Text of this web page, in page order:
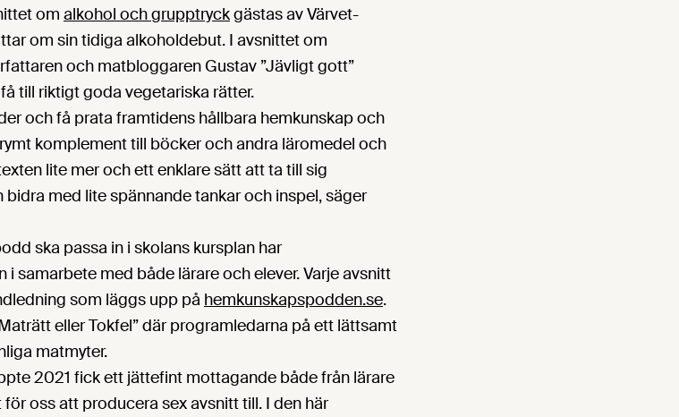
om alkohol och grupptryckgästas av Värvet-
om sin tidiga alkoholdebut. I avsnittet om
och matbloggaren Gustav ”Jävligt gott”
till riktigt goda vegetariska rätter.
och få prata framtidens hållbara hemkunskap och
komplement till böcker och andra läromedel och
lite mer och ett enklare sätt att ta till sig
med lite spännande tankar och inspel, säger
ska passa in i skolans kursplan har
samarbete med både lärare och elever. Varje avsnitt
som läggs upp på hemkunskapspodden.se.
eller Tokfel” där programledarna på ett lättsamt
matmyter.
2021 fick ett jättefint mottagande både från lärare
oss att producera sex avsnitt till. I den här